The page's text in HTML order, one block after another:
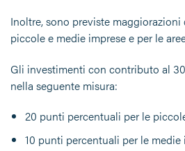
Inoltre, sono previste
piccole e medie imprese e per le
Gli investimenti con contributo al
nella seguente misura:
20 punti percentuali per le
10 punti percentuali per le medie